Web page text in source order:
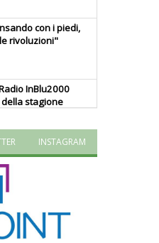
con i piedi,
rivoluzioni"
InBlu2000
stagione
specificità"
rallenta ma
in estate
INSTAGRAM